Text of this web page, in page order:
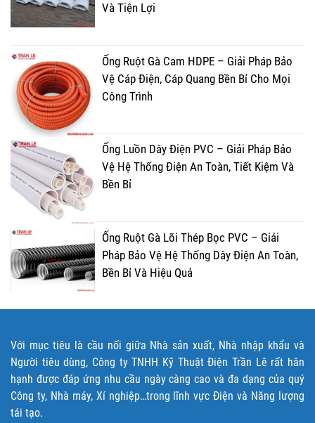
Và Tiện Lợi
Ống Ruột Gà Cam HDPE – Giải Pháp Bảo
Vệ Cáp Điện, Cáp Quang Bền Bỉ Cho Mọi
Công Trình
Ống Luồn Dây Điện PVC – Giải Pháp Bảo
Vệ Hệ Thống Điện An Toàn, Tiết Kiệm Và
Bền Bỉ
Ống Ruột Gà Lõi Thép Bọc PVC – Giải
Pháp Bảo Vệ Hệ Thống Dây Điện An Toàn,
Bền Bỉ Và Hiệu Quả
Với mục tiêu là cầu nối giữa Nhà sản xuất, Nhà nhập khẩu và
Người tiêu dùng, Công ty TNHH Kỹ Thuật Điện Trần Lê rất hân
hạnh được đáp ứng nhu cầu ngày càng cao và đa dạng của quý
Công ty, Nhà máy, Xí nghiệp…trong lĩnh vực Điện và Năng lượng
tái tạo.